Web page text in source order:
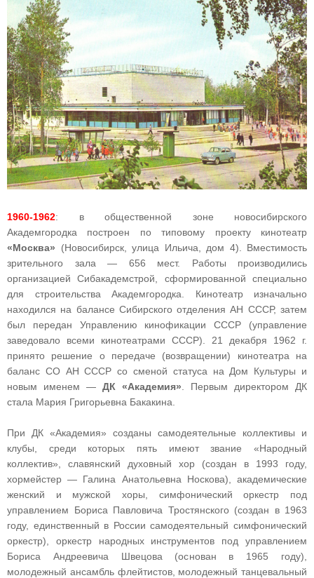
1960-1962: в общественной зоне новосибирского
Академгородка построен по типовому проекту кинотеатр
«Москва» (Новосибирск, улица Ильича, дом 4). Вместимость
зрительного зала — 656 мест. Работы производились
организацией Сибакадемстрой, сформированной специально
для строительства Академгородка. Кинотеатр изначально
находился на балансе Сибирского отделения АН СССР, затем
был передан Управлению кинофикации СССР (управление
заведовало всеми кинотеатрами СССР). 21 декабря 1962 г.
принято решение о передаче (возвращении) кинотеатра на
баланс СО АН СССР со сменой статуса на Дом Культуры и
новым именем — ДК «Академия» . Первым директором ДК
стала Мария Григорьевна Бакакина.
При ДК «Академия» созданы самодеятельные коллективы и
клубы, среди которых пять имеют звание «Народный
коллектив», славянский духовный хор (создан в 1993 году,
хормейстер — Галина Анатольевна Носкова), академические
женский и мужской хоры, симфонический оркестр под
управлением Бориса Павловича Тростянского (создан в 1963
году, единственный в России самодеятельный симфонический
оркестр), оркестр народных инструментов под управлением
Бориса Андреевича Швецова (основан в 1965 году),
молодежный ансамбль флейтистов, молодежный танцевальный